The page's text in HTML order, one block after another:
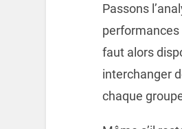
Passons
performances
faut alors
interchanger
chaque